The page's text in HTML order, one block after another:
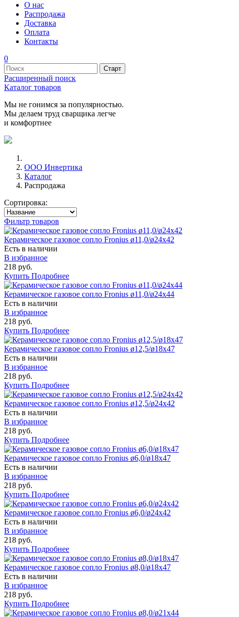
О нас
Распродажа
Доставка
Оплата
Контакты
0
Расширенный поиск
Каталог товаров
Мы не гонимся за популярностью.
Мы делаем труд сварщика легче
и комфортнее
ООО Инвертика
Каталог
Распродажа
Сортировка:
Фильтр товаров
Керамическое газовое сопло Fronius ø11,0/ø24x42
Есть в наличии
В избранное
218 руб.
Купить Подробнее
Керамическое газовое сопло Fronius ø11,0/ø24x44
Есть в наличии
В избранное
218 руб.
Купить Подробнее
Керамическое газовое сопло Fronius ø12,5/ø18x47
Есть в наличии
В избранное
218 руб.
Купить Подробнее
Керамическое газовое сопло Fronius ø12,5/ø24x42
Есть в наличии
В избранное
218 руб.
Купить Подробнее
Керамическое газовое сопло Fronius ø6,0/ø18x47
Есть в наличии
В избранное
218 руб.
Купить Подробнее
Керамическое газовое сопло Fronius ø6,0/ø24x42
Есть в наличии
В избранное
218 руб.
Купить Подробнее
Керамическое газовое сопло Fronius ø8,0/ø18x47
Есть в наличии
В избранное
218 руб.
Купить Подробнее